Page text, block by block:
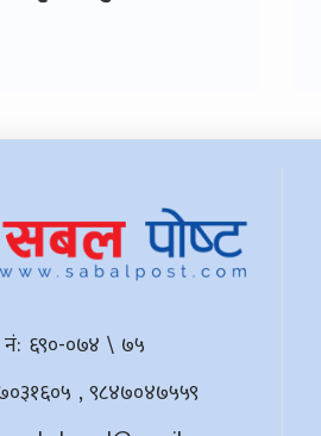
नं: ६९०-०७४ \ ७५
, ९८४७०४७५५९